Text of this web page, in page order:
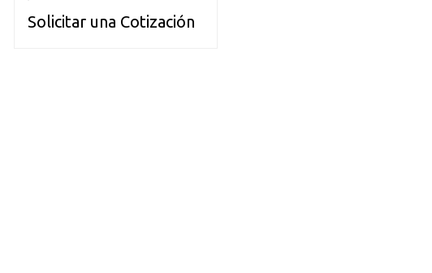
Solicitar una Cotización